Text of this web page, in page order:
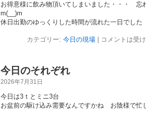
お得意様に飲み物頂いてしまいました・・・
m(__)m
休日出勤のゆっくりした時間が流れた一日でし
カテゴリー: 今日の現場 コメントは受
今日のそれぞれ
2026年7月31日
今日は3ｔとミニ3台
お盆前の駆け込み需要なんですかね お陰様で忙